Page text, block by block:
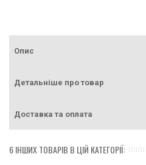
Опис
Детальніше про товар
Доставка та оплата
6 ІНШИХ ТОВАРІВ В ЦІЙ КАТЕГОРІЇ: